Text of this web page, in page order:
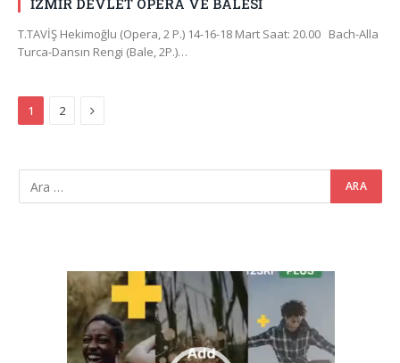
İZMİR DEVLET OPERA VE BALESİ
T.TAVİŞ Hekimoğlu (Opera, 2 P.) 14-16-18 Mart Saat: 20.00 Bach-Alla
Turca-Dansın Rengi (Bale, 2P.)…
1 2 Next
Video
oynatıcı